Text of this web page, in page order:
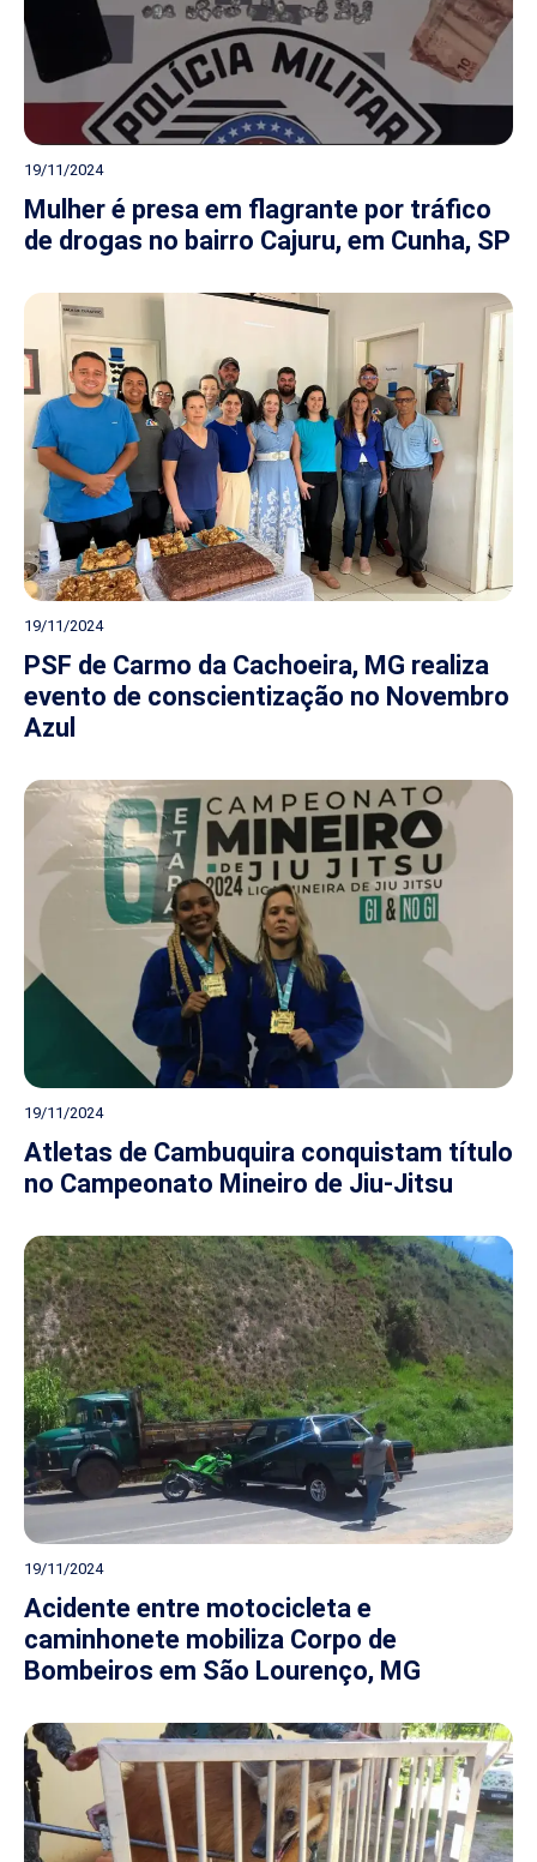
19/11/2024
Mulher é presa em flagrante por tráfico
de drogas no bairro Cajuru, em Cunha, SP
19/11/2024
PSF de Carmo da Cachoeira, MG realiza
evento de conscientização no Novembro
Azul
19/11/2024
Atletas de Cambuquira conquistam título
no Campeonato Mineiro de Jiu-Jitsu
19/11/2024
Acidente entre motocicleta e
caminhonete mobiliza Corpo de
Bombeiros em São Lourenço, MG